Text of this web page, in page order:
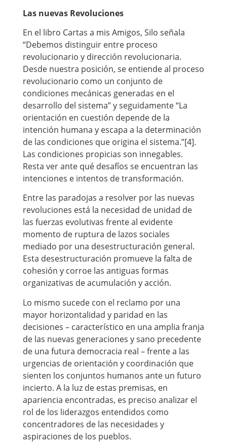
Las nuevas Revoluciones
En el libro Cartas a mis Amigos, Silo señala
“Debemos distinguir entre proceso
revolucionario y dirección revolucionaria.
Desde nuestra posición, se entiende al proceso
revolucionario como un conjunto de
condiciones mecánicas generadas en el
desarrollo del sistema” y seguidamente “La
orientación en cuestión depende de la
intención humana y escapa a la determinación
de las condiciones que origina el sistema.”[4].
Las condiciones propicias son innegables.
Resta ver ante qué desafíos se encuentran las
intenciones e intentos de transformación.
Entre las paradojas a resolver por las nuevas
revoluciones está la necesidad de unidad de
las fuerzas evolutivas frente al evidente
momento de ruptura de lazos sociales
mediado por una desestructuración general.
Esta desestructuración promueve la falta de
cohesión y corroe las antiguas formas
organizativas de acumulación y acción.
Lo mismo sucede con el reclamo por una
mayor horizontalidad y paridad en las
decisiones – característico en una amplia franja
de las nuevas generaciones y sano precedente
de una futura democracia real – frente a las
urgencias de orientación y coordinación que
sienten los conjuntos humanos ante un futuro
incierto. A la luz de estas premisas, en
apariencia encontradas, es preciso analizar el
rol de los liderazgos entendidos como
concentradores de las necesidades y
aspiraciones de los pueblos.